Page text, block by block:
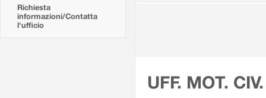
Richiesta
informazioni/Contatta
l'ufficio
UFF. MOT.